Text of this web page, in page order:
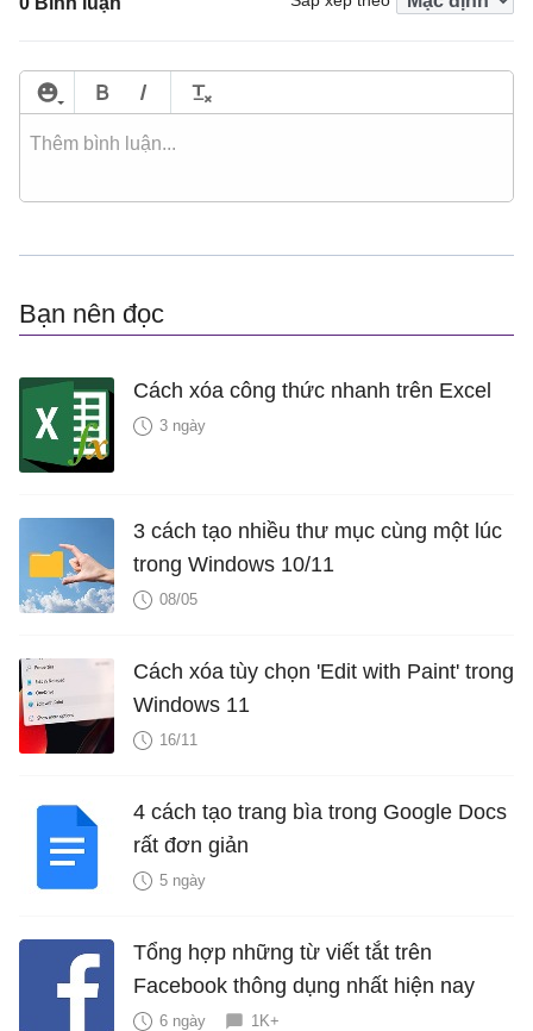
Bạn nên đọc
Cách xóa công thức nhanh trên Excel
3 ngày
3 cách tạo nhiều thư mục cùng một lúc
trong Windows 10/11
08/05
Cách xóa tùy chọn 'Edit with Paint' trong
Windows 11
16/11
4 cách tạo trang bìa trong Google Docs
rất đơn giản
5 ngày
Tổng hợp những từ viết tắt trên
Facebook thông dụng nhất hiện nay
6 ngày 1K+